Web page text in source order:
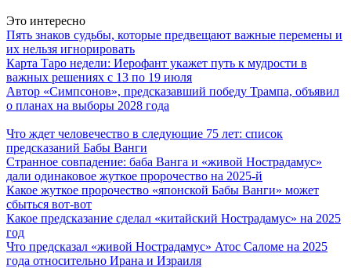
Это интересно
Пять знаков судьбы, которые предвещают важные перемены и
их нельзя игнорировать
Карта Таро недели: Иерофант укажет путь к мудрости в
важных решениях с 13 по 19 июля
Автор «Симпсонов», предсказавший победу Трампа, объявил
о планах на выборы 2028 года
Что ждет человечество в следующие 75 лет: список
предсказаний Бабы Ванги
Странное совпадение: баба Ванга и «живой Нострадамус»
дали одинаковое жуткое пророчество на 2025-й
Какое жуткое пророчество «японской Бабы Ванги» может
сбыться вот-вот
Какое предсказание сделал «китайский Нострадамус» на 2025
год
Что предсказал «живой Нострадамус» Атос Саломе на 2025
года относительно Ирана и Израиля